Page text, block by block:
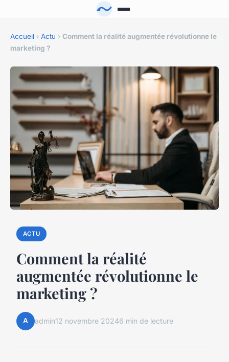
Accueil › Actu › Comment la réalité augmentée révolutionne le
marketing ?
ACTU
Comment la réalité
augmentée révolutionne le
marketing ?
A admin12 novembre 20246 min de lecture